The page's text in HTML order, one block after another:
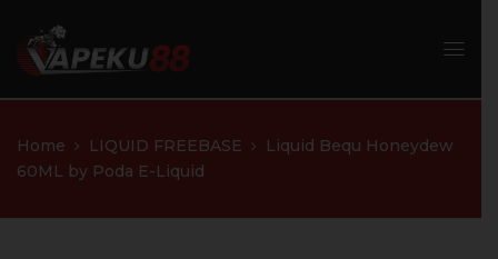
Home LIQUID FREEBASE
Liquid Bequ Honeydew
60ML by Poda E-Liquid